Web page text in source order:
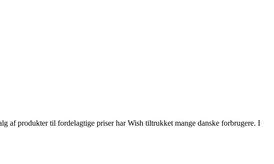
af produkter til fordelagtige priser har Wish tiltrukket mange danske forbrugere. I